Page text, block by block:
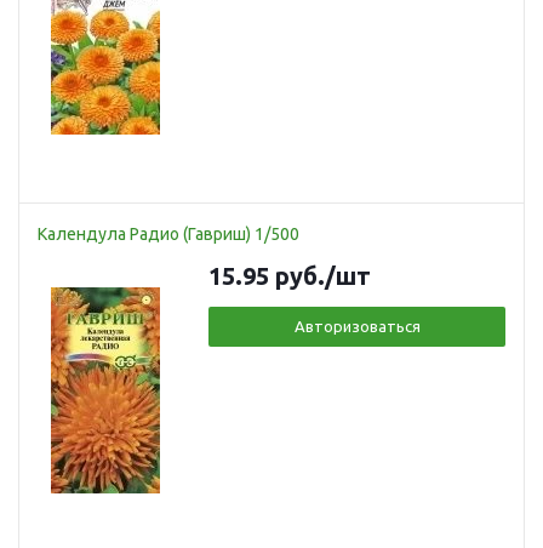
Календула Радио (Гавриш) 1/500
15.95 руб./шт
Авторизоваться